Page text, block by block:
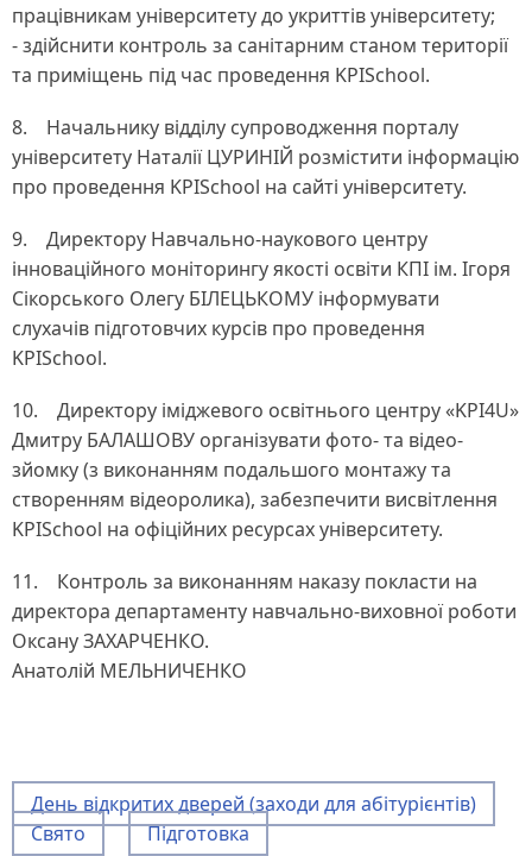
працівникам університету до укриттів університету;
- здійснити контроль за санітарним станом території
та приміщень під час проведення KPISchool.
8. Начальнику відділу супроводження порталу
університету Наталії ЦУРИНІЙ розмістити інформацію
про проведення KPISchool на сайті університету.
9. Директору Навчально-наукового центру
інноваційного моніторингу якості освіти КПІ ім. Ігоря
Сікорського Олегу БІЛЕЦЬКОМУ інформувати
слухачів підготовчих курсів про проведення
KPISchool.
10. Директору іміджевого освітнього центру «KPI4U»
Дмитру БАЛАШОВУ організувати фото- та відео-
зйомку (з виконанням подальшого монтажу та
створенням відеоролика), забезпечити висвітлення
KPISchool на офіційних ресурсах університету.
11. Контроль за виконанням наказу покласти на
директора департаменту навчально-виховної роботи
Оксану ЗАХАРЧЕНКО.
Анатолій МЕЛЬНИЧЕНКО
День відкритих дверей (заходи для абітурієнтів)
Свято
Підготовка